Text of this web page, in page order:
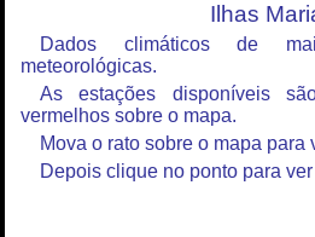
Ilhas
Dados climáticos de
meteorológicas.
As estações disponíveis
vermelhos sobre o mapa.
Mova o rato sobre o mapa para
Depois clique no ponto para